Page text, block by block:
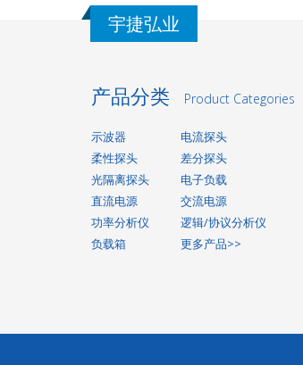
宇捷弘业
产品分类 Product Categories
示波器
电流探头
柔性探头
差分探头
光隔离探头
电子负载
直流电源
交流电源
功率分析仪
逻辑/协议分析仪
负载箱
更多产品>>